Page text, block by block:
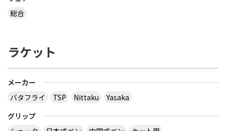
総合
ラケット
メーカー
バタフライ
TSP Nittaku
Yasaka
グリップ